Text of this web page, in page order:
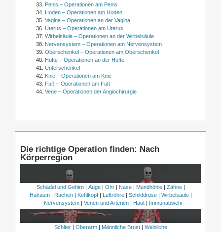
Penis – Operationen am Penis
Hoden – Operationen am Hoden
Vagina – Operationen an der Vagina
Uterus – Operationen am Uterus
Wirbelsäule – Operationen an der Wirbelsäule
Nervensystem – Operationen am Nervensystem
Oberschenkel – Operationen am Oberschenkel
Hüfte – Operationen an der Hüfte
Unterschenkel
Knie – Operationen am Knie
Fuß – Operationen am Fuß
Vene – Operationen der Angiochirurgie
Die richtige Operation finden: Nach
Körperregion
Schädel und Gehirn| Auge| Ohr| Nase| Mundhöhle| Zähne|
Halraum| Rachen| Kehlkopf| Luftröhre| Schilddrüse| Wirbelsäule|
Nervensystem | Venen und Arterien | Haut | Immunabwehr
Schlter| Oberarm| Männliche Brust| Weibliche